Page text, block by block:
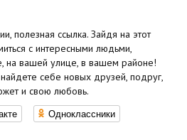
полезная ссылка. Зайдя на этот
с интересными людьми,
вашей улице, в вашем районе!
себе новых друзей, подруг,
и свою любовь.
Одноклассники